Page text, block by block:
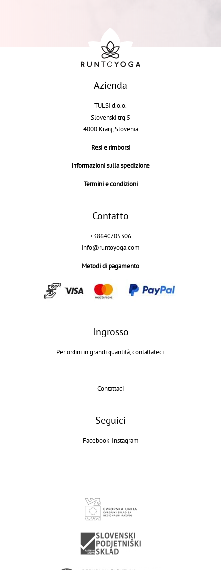
Azienda
TULSI d.o.o.
Slovenski trg 5
4000 Kranj, Slovenia
Resi e rimborsi
Informazioni sulla spedizione
Termini e condizioni
Contatto
+38640705306
info@runtoyoga.com
Metodi di pagamento
Ingrosso
Per ordini in grandi quantità, contattateci.
Contattaci
Seguici
Facebook Instagram